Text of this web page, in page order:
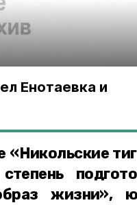
Енотаевка и
«Никольские
жизни»,